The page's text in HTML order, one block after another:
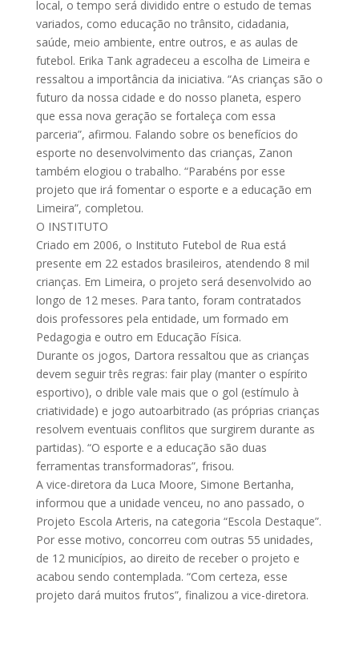
local, o tempo será dividido entre o estudo de temas
variados, como educação no trânsito, cidadania,
saúde, meio ambiente, entre outros, e as aulas de
futebol. Erika Tank agradeceu a escolha de Limeira e
ressaltou a importância da iniciativa. “As crianças são o
futuro da nossa cidade e do nosso planeta, espero
que essa nova geração se fortaleça com essa
parceria”, afirmou. Falando sobre os benefícios do
esporte no desenvolvimento das crianças, Zanon
também elogiou o trabalho. “Parabéns por esse
projeto que irá fomentar o esporte e a educação em
Limeira”, completou.
O INSTITUTO
Criado em 2006, o Instituto Futebol de Rua está
presente em 22 estados brasileiros, atendendo 8 mil
crianças. Em Limeira, o projeto será desenvolvido ao
longo de 12 meses. Para tanto, foram contratados
dois professores pela entidade, um formado em
Pedagogia e outro em Educação Física.
Durante os jogos, Dartora ressaltou que as crianças
devem seguir três regras: fair play (manter o espírito
esportivo), o drible vale mais que o gol (estímulo à
criatividade) e jogo autoarbitrado (as próprias crianças
resolvem eventuais conflitos que surgirem durante as
partidas). “O esporte e a educação são duas
ferramentas transformadoras”, frisou.
A vice-diretora da Luca Moore, Simone Bertanha,
informou que a unidade venceu, no ano passado, o
Projeto Escola Arteris, na categoria “Escola Destaque”.
Por esse motivo, concorreu com outras 55 unidades,
de 12 municípios, ao direito de receber o projeto e
acabou sendo contemplada. “Com certeza, esse
projeto dará muitos frutos”, finalizou a vice-diretora.